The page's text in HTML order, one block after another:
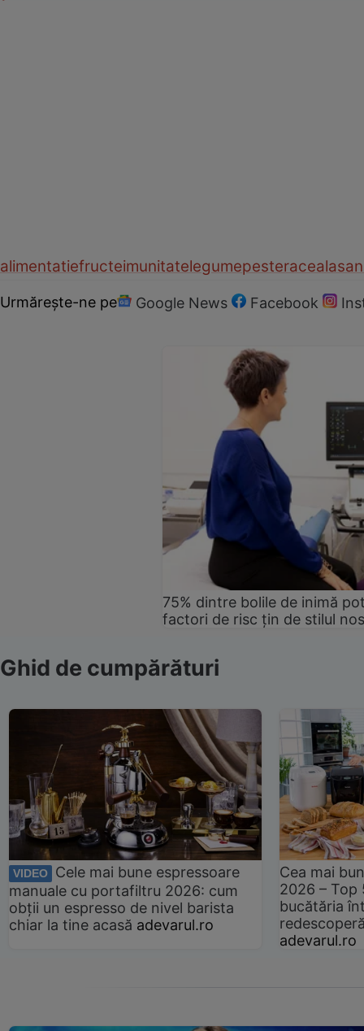
alimentatiefructeimunitatelegumepesteraceala
Urmărește-ne pe Google News Facebook
75% dintre bolile de inimă
factori de risc țin de stilul
Ghid de cumpărături
VIDEO
Cele mai bune espressoare
manuale cu portafiltru 2026: cum
obții un espresso de nivel barista
chiar la tine acasă adevarul.ro
Cea mai
2026 –
bucătăria
adevarul.ro